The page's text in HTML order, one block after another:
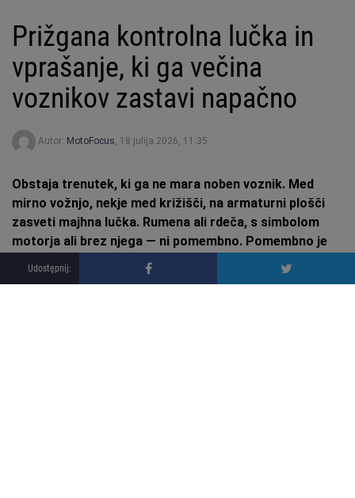
Prižgana kontrolna lučka in
vprašanje, ki ga večina
voznikov zastavi napačno
Autor: MotoFocus, 18 julija 2026, 11:35
Obstaja trenutek, ki ga ne mara noben voznik. Med
mirno vožnjo, nekje med križišči, na armaturni plošči
zasveti majhna lučka. Rumena ali rdeča, s simbolom
motorja ali brez njega — ni pomembno. Pomembno je
tisto, kar se dogaja v glavi za volanom: »ali je resno«,
»koliko bo stalo« in — najpogosteje — »morda ugasne